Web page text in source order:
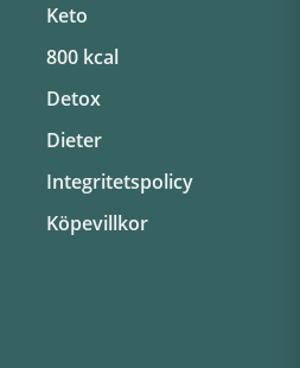
Keto
800 kcal
Detox
Dieter
Integritetspolicy
Köpevillkor